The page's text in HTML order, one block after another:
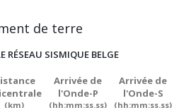
de terre
RÉSEAU SISMIQUE BELGE
(km)
Arrivée de
l'Onde-P
(hh:mm:ss.ss)
Arrivée de
l'Onde-S
(hh:mm:ss.ss)